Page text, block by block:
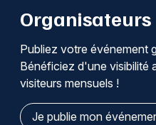
Organisateurs
Publiez votre événement
Bénéficiez d'une visibilité
visiteurs mensuels !
Je publie mon